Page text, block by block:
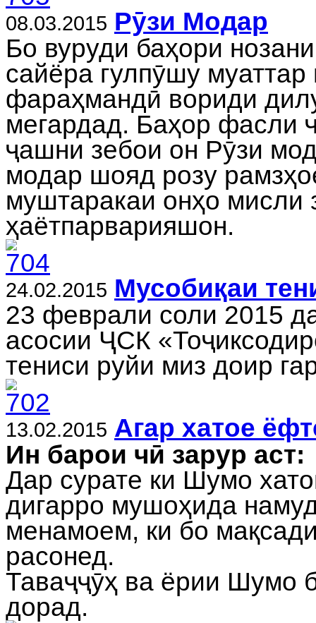
08.03.2015 Рӯзи Модар
Бо вуруди баҳори
сайёра гулпӯшу
фараҳмандӣ вориди
мегардад. Баҳор фасли
ҷашни зебои он Рӯзи
модар шояд розу
муштаракаи онҳо мисли
ҳаётпарварияшон.
24.02.2015 Мусобиқаи
23 феврали соли 2015
асосии ҶСК
тениси руйи миз доир
13.02.2015 Агар хатое
Ин барои чӣ зарур аст:
Дар сурате ки Шумо
дигарро мушоҳида
менамоем, ки бо
расонед.
Таваҷҷӯҳ ва ёрии Шумо
дорад.